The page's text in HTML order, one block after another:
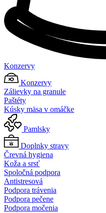
Konzervy
Konzervy
Zálievky na granule
Paštéty
Kúsky mäsa v omáčke
Pamlsky
Doplnky stravy
Črevná hygiena
Koža a srsť
Spoločná podpora
Antistresová
Podpora trávenia
Podpora pečene
Podpora močenia